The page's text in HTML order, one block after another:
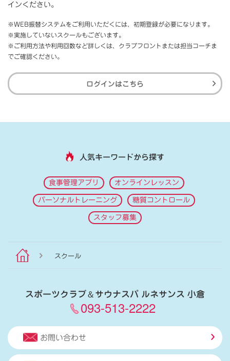
インください。
※WEB振替システムをご利用いただくには、初期登録が必要になります。
※実施していないスクールもございます。
※ご利用方法や利用回数など詳しくは、クラブフロントまたは担当コーチま
でご確認ください。
ログインはこちら
人気キーワードから探す
食事管理アプリ オンラインレッスン
パーソナルトレーニング 糖質コントロール
スタッフ募集
スクール
スポーツクラブ＆サウナスパ ルネサンス 小倉
093-513-2222
お問い合わせ